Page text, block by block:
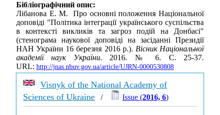
Бібліографічний опис:
Лібанова Е. М. Про основні положення Національної
доповіді "Політика інтеграції українського суспільства
в контексті викликів та загроз подій на Донбасі"
(стенограма наукової доповіді на засіданні Президії
НАН України 16 березня 2016 р.). Вісник Національної
академії наук України. 2016. № 6. С. 25-37.
URL: http://jnas.nbuv.gov.ua/article/UJRN-0000530808
Visnyk of the National Academy of
Sciences of Ukraine / Issue (2016, 6)